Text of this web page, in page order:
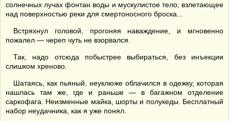
солнечных лучах фонтан воды и мускулистое тело, взлетающее
над поверхностью реки для смертоносного броска...
Встряхнул головой, прогоняя наваждение, и мгновенно
пожалел — череп чуть не взорвался.
Так, надо отсюда побыстрее выбираться, без инъекции
слишком хреново.
Шатаясь, как пьяный, неуклюже облачился в одежку, которая
нашлась там же, где и раньше — в багажном отделение
саркофага. Неизменные майка, шорты и полукеды. Бесплатный
набор неудачника, как я уже понял.